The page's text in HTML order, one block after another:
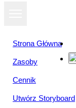
Strona Główna
Zasoby
Cennik
Utwórz Storyboard